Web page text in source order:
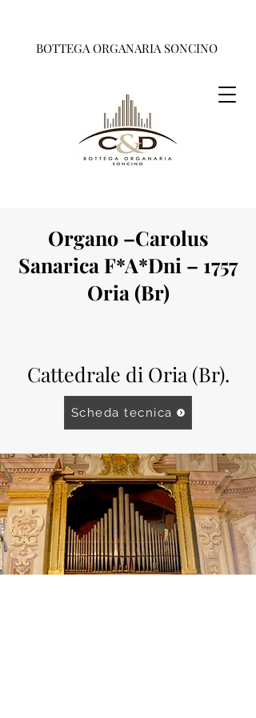
BOTTEGA ORGANARIA SONCINO
Organo –Carolus
Sanarica F*A*Dni – 1757
Oria (Br)
Cattedrale di Oria (Br).
Scheda tecnica